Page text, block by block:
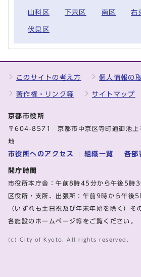
山科区 下京区 南区 右
伏見区
このサイトの考え方 個人情報の
著作権・リンク等 サイトマップ
京都市役所
〒604-8571 京都市中京区寺町通御池上
地
市役所へのアクセス 組織一覧 各部
開庁時間
市役所本庁舎：午前8時45分から午後5
区役所・支所、出張所：午前9時から午後
（いずれも土日祝及び年末年始を除く）そ
各施設のホームページ等をご覧ください。
(c) City of Kyoto. All rights reserved.